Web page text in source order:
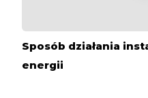
Sposób działania
energii